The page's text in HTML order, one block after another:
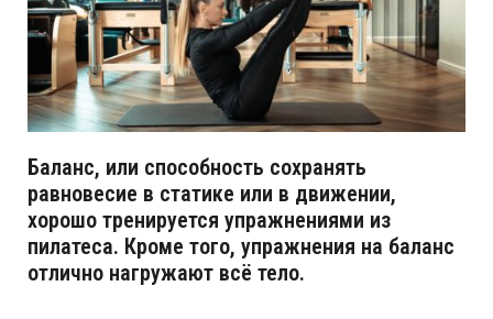
Баланс, или способность сохранять
равновесие в статике или в движении,
хорошо тренируется упражнениями из
пилатеса. Кроме того, упражнения на баланс
отлично нагружают всё тело.